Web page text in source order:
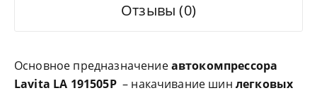
Отзывы (0)
Основное предназначениеавтокомпрессора
Lavita LA 191505P – накачивание шин легковых